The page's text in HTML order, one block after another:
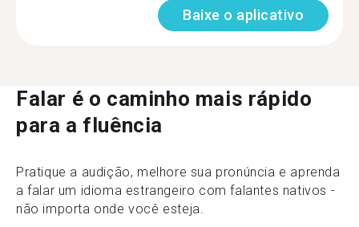
Baixe o aplicativo
Falar é o caminho mais rápido
para a fluência
Pratique a audição, melhore sua pronúncia e aprenda
a falar um idioma estrangeiro com falantes nativos -
não importa onde você esteja.